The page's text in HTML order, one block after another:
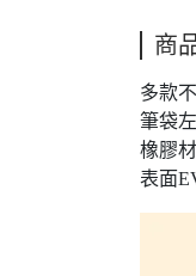
商
多款
筆袋
橡膠
表面